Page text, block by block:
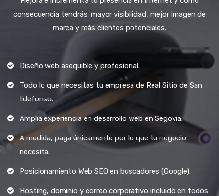
consecuencia tendrás: mayor visibilidad, mejor imagen de
marca y más clientes potenciales.
Diseño web asequible y profesional.
Todo lo que necesitas tu empresa de Real Sitio de San
Ildefonso.
Amplia experiencia en desarrollo web en Segovia.
A medida, paga únicamente por lo que tu negocio
necesita.
Posicionamiento Web SEO en buscadores (Google).
Hosting, dominio y correo corporativo incluido en todos